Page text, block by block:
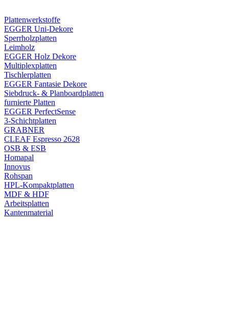
Plattenwerkstoffe
EGGER Uni-Dekore
Sperrholzplatten
Leimholz
EGGER Holz Dekore
Multiplexplatten
Tischlerplatten
EGGER Fantasie Dekore
Siebdruck- & Planboardplatten
furnierte Platten
EGGER PerfectSense
3-Schichtplatten
GRABNER
CLEAF Espresso 2628
OSB & ESB
Homapal
Innovus
Rohspan
HPL-Kompaktplatten
MDF & HDF
Arbeitsplatten
Kantenmaterial